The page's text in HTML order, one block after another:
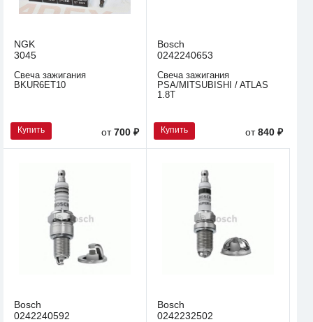
NGK
3045
Свеча зажигания
BKUR6ET10
Купить от700 ₽
Bosch
0242240653
Свеча зажигания
PSA/MITSUBISHI / ATLAS
1.8T
Купить от840 ₽
Bosch
0242240592
Bosch
0242232502